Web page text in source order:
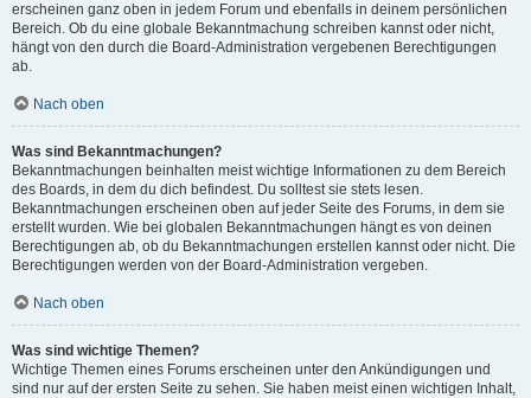
erscheinen ganz oben in jedem Forum und ebenfalls in deinem persönlichen
Bereich. Ob du eine globale Bekanntmachung schreiben kannst oder nicht,
hängt von den durch die Board-Administration vergebenen Berechtigungen
ab.
Nach oben
Was sind Bekanntmachungen?
Bekanntmachungen beinhalten meist wichtige Informationen zu dem Bereich
des Boards, in dem du dich befindest. Du solltest sie stets lesen.
Bekanntmachungen erscheinen oben auf jeder Seite des Forums, in dem sie
erstellt wurden. Wie bei globalen Bekanntmachungen hängt es von deinen
Berechtigungen ab, ob du Bekanntmachungen erstellen kannst oder nicht. Die
Berechtigungen werden von der Board-Administration vergeben.
Nach oben
Was sind wichtige Themen?
Wichtige Themen eines Forums erscheinen unter den Ankündigungen und
sind nur auf der ersten Seite zu sehen. Sie haben meist einen wichtigen Inhalt,